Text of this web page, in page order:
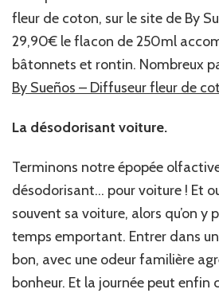
fleur de coton, sur le site de By
29,90€ le flacon de 250ml
bâtonnets et rontin. Nombreux
By Sueños – Diffuseur fleur de
La désodorisant voiture.
Terminons notre épopée
désodorisant… pour voiture ! Et
souvent sa voiture, alors qu’on y
temps emportant. Entrer dans
bon, avec une odeur familière
bonheur. Et la journée peut enfin